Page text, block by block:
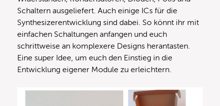
Schaltern ausgeliefert. Auch einige ICs für die
Synthesizerentwicklung sind dabei. So könnt ihr mit
einfachen Schaltungen anfangen und euch
schrittweise an komplexere Designs herantasten.
Eine super Idee, um euch den Einstieg in die
Entwicklung eigener Module zu erleichtern.